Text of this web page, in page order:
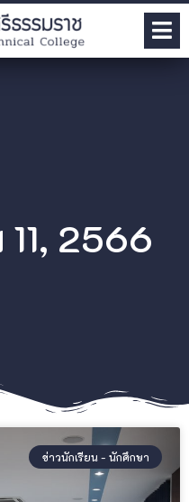
2566
ข่าวนักเรียน - นักศึกษา